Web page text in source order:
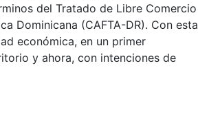
del Tratado de Libre Comercio
Dominicana (CAFTA-DR). Con esta
económica, en un primer
y ahora, con intenciones de